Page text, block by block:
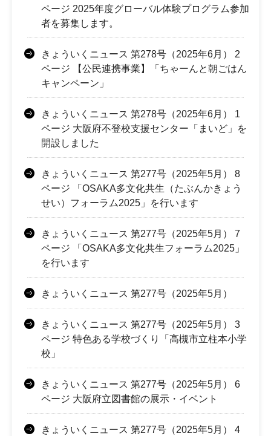
ページ 2025年度グローバル体験プログラム参加
者を募集します。
きょういくニュース 第278号（2025年6月） 2
ページ 【公民連携事業】「ちゃーんと朝ごはん
キャンペーン」
きょういくニュース 第278号（2025年6月） 1
ページ 大阪府不登校支援センター「まいど」を
開設しました
きょういくニュース 第277号（2025年5月） 8
ページ 「OSAKA多文化共生（たぶんかきょう
せい）フォーラム2025」を行います
きょういくニュース 第277号（2025年5月） 7
ページ 「OSAKA多文化共生フォーラム2025」
を行います
きょういくニュース 第277号（2025年5月）
きょういくニュース 第277号（2025年5月） 3
ページ 特色ある学校づくり「高槻市立柱本小学
校」
きょういくニュース 第277号（2025年5月） 6
ページ 大阪府立図書館の展示・イベント
きょういくニュース 第277号（2025年5月） 4